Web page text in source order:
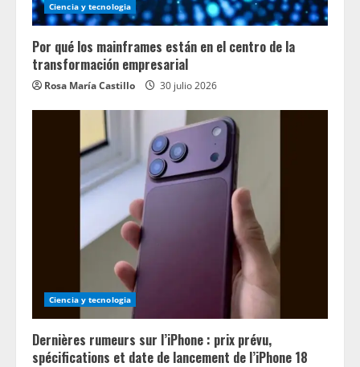
Ciencia y tecnologia
Por qué los mainframes están en el centro de la
transformación empresarial
Rosa María Castillo 30 julio 2026
Ciencia y tecnologia
Dernières rumeurs sur l’iPhone : prix prévu,
spécifications et date de lancement de l’iPhone 18